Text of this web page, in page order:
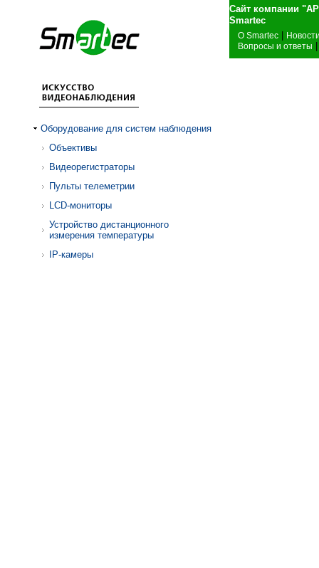
Сайт компании
О Smartec
Вопросы и ответы
Оборудование для систем наблюдения
Объективы
Видеорегистраторы
Пульты телеметрии
LCD-мониторы
Устройство дистанционного
измерения температуры
IP-камеры